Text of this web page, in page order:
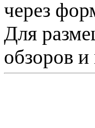
через
Для
обзоров